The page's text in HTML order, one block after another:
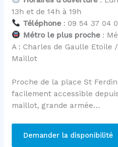
13h et de 14h à 19h
Téléphone: 09 54 37 04
Métro le plus proche:
A : Charles de Gaulle Etoile
Maillot
Proche de la place St
facilement accessible
maillot, grande armée…
Demander la disponibilité